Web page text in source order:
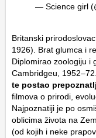
— Science girl
Britanski
1926). Brat glumca i
Diplomirao zoologiju i
Cambridgeu,
te postao
filmova o prirodi,
Najpoznatiji je po
oblicima života na
(od kojih i neke